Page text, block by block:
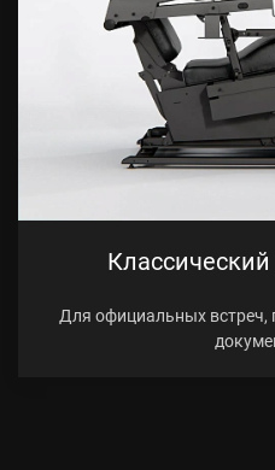
Для официальных встреч,